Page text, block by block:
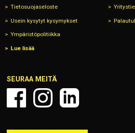
Tietosuojaseloste
Usein kysytyt kysymykset
Ympäristöpolitiikka
Lue lisää
SEURAA MEITÄ